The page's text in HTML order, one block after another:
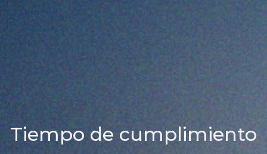
Tiempo de cumplimiento